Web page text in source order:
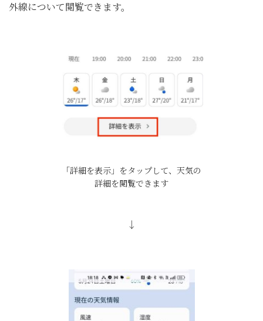
外線について閲覧できます。
「詳細を表示」をタップして、天気の
詳細を閲覧できます
↓